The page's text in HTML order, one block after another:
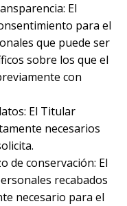
El
para el
que puede ser
sobre los que el
con
El Titular
necesarios
de conservación: El
recabados
necesario para el